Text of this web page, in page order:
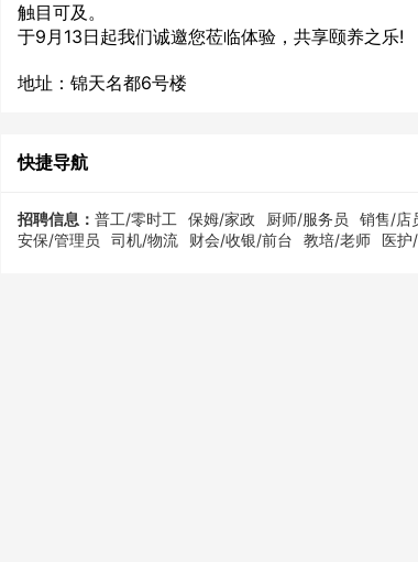
触目可及。
于9月13日起我们诚邀您莅临体验，共享颐养之乐!
地址：锦天名都6号楼
快捷导航
招聘信息： 普工/零时工 保姆/家政 厨师/服务员 销售/店
安保/管理员
司机/物流 财会/收银/前台 教培/老师 医护